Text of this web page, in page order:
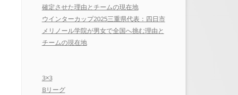
確定させた理由とチームの現在地
ウインターカップ2025三重県代表：四日市
メリノール学院が男女で全国へ挑む理由と
チームの現在地
3×3
Bリーグ